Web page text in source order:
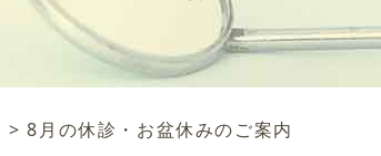
>8月の休診・お盆休みのご案内